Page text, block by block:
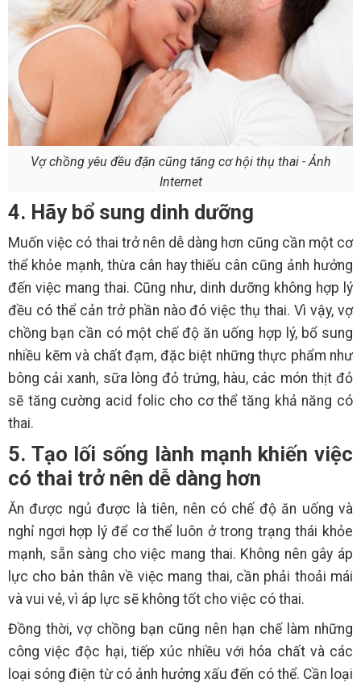
Vợ chồng yêu đều đặn cũng tăng cơ hội thụ thai - Ảnh
Internet
4. Hãy bổ sung dinh dưỡng
Muốn việc có thai trở nên dễ dàng hơn cũng cần một cơ
thể khỏe mạnh, thừa cân hay thiếu cân cũng ảnh hưởng
đến việc mang thai. Cũng như, dinh dưỡng không hợp lý
đều có thể cản trở phần nào đó việc thụ thai. Vì vậy, vợ
chồng bạn cần có một chế độ ăn uống hợp lý, bổ sung
nhiều kẽm và chất đạm, đặc biệt những thực phẩm như
bông cải xanh, sữa lòng đỏ trứng, hàu, các món thịt đỏ
sẽ tăng cường acid folic cho cơ thể tăng khả năng có
thai.
5. Tạo lối sống lành mạnh khiến việc
có thai trở nên dễ dàng hơn
Ăn được ngủ được là tiên, nên có chế độ ăn uống và
nghỉ ngơi hợp lý để cơ thể luôn ở trong trạng thái khỏe
mạnh, sẵn sàng cho việc mang thai. Không nên gây áp
lực cho bản thân về việc mang thai, cần phải thoải mái
và vui vẻ, vì áp lực sẽ không tốt cho việc có thai.
Đồng thời, vợ chồng bạn cũng nên hạn chế làm những
công việc độc hại, tiếp xúc nhiều với hóa chất và các
loại sóng điện từ có ảnh hưởng xấu đến có thể. Cần loại